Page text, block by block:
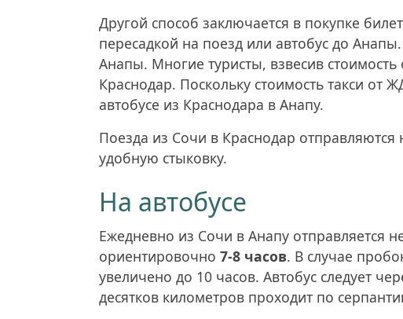
Другой способ заключается в покупке
пересадкой на поезд или автобус до
Анапы. Многие туристы, взвесив
Краснодар. Поскольку стоимость такси от
автобусе из Краснодара в Анапу.
Поезда из Сочи в Краснодар
удобную стыковку.
На автобусе
Ежедневно из Сочи в Анапу отправляется
ориентировочно 7-8 часов. В случае
увеличено до 10 часов. Автобус следует
десятков километров проходит по